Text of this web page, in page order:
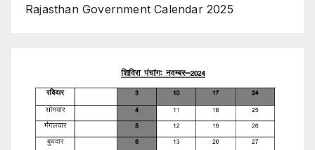
Rajasthan Government Calendar 2025